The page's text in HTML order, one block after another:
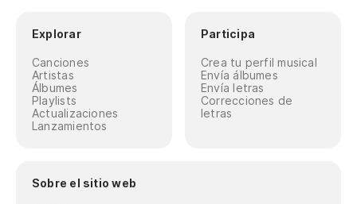
Explorar
Canciones
Artistas
Álbumes
Playlists
Actualizaciones
Lanzamientos
Participa
Crea tu perfil musical
Envía álbumes
Envía letras
Correcciones de
letras
Sobre el sitio web